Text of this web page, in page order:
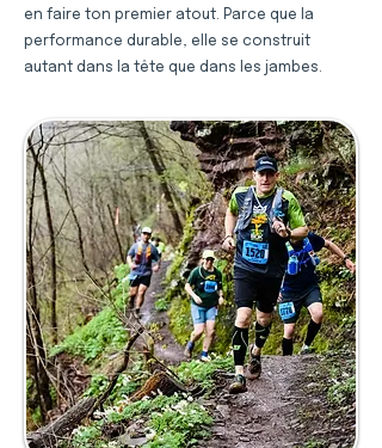
en faire ton premier atout. Parce que la
performance durable, elle se construit
autant dans la tête que dans les jambes.